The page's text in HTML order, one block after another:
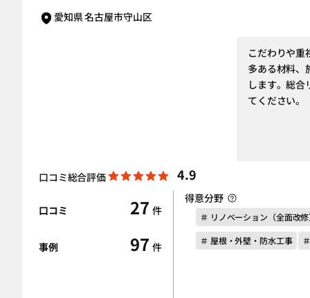
愛知県 名古屋市守山区
こだわりや重
多ある材料、
します。総
てください。
口コミ総合評価 4.9
口コミ 27 件
事例 97 件
得意分野
＃ リノベーション（全面改
＃ 屋根・外壁・防水工事